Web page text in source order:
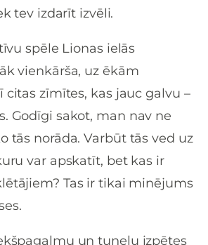
tev izdarīt izvēli.
spēle Lionas ielās
vienkārša, uz ēkām
citas zīmītes, kas jauc galvu –
Godīgi sakot, man nav ne
tās norāda. Varbūt tās ved uz
var apskatīt, bet kas ir
Tas ir tikai minējums
un tuneļu izpētes